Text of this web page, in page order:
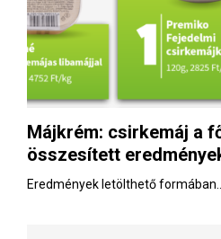
Májkrém: csirkemáj a
összesített
Eredmények letölthető formában....